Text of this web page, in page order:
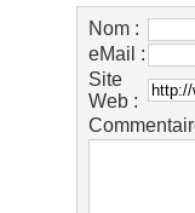
Nom :
eMail :
Site
Web :